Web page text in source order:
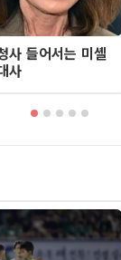
사 들어서는 미셸
사